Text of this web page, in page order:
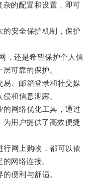
杂的配置和设置，即可
安全保护机制，保护
还是希望保护个人信
可靠的保护。
、邮箱登录和社交媒
和信息泄露。
网络优化工具，通过
用户提供了高效便捷
网上购物，都可以依
网络连接。
便利与舒适。